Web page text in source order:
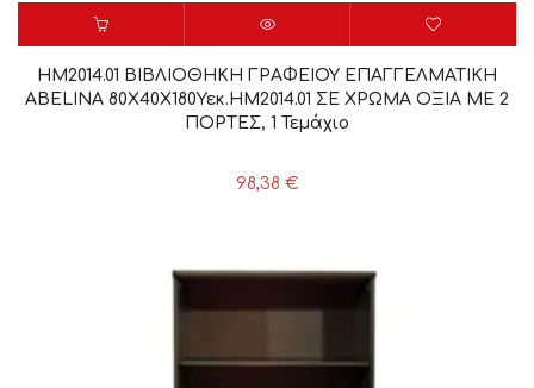
HM2014.01 ΒΙΒΛΙΟΘΗΚΗ ΓΡΑΦΕΙΟΥ ΕΠΑΓΓΕΛΜΑΤΙΚΗ
ABELINA 80Χ40Χ180Υεκ.HM2014.01 ΣΕ ΧΡΩΜΑ ΟΞΙΑ ΜΕ 2
ΠΟΡΤΕΣ, 1 Τεμάχιο
98,38 €